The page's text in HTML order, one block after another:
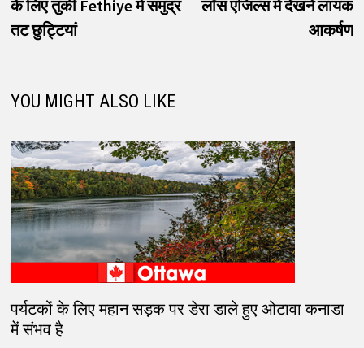
के लिए तुर्की Fethiye में समुद्र
तट छुट्टियां
लॉस एंजिल्स में देखने लायक
आकर्षण
YOU MIGHT ALSO LIKE
पर्यटकों के लिए महान सड़क पर डेरा डाले हुए ओटावा कनाडा
में संभव है